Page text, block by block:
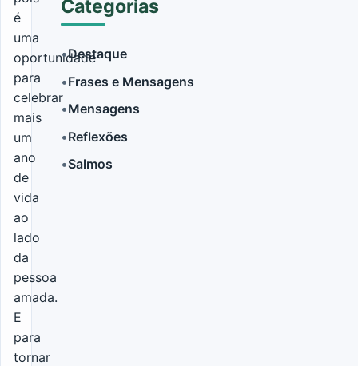
é
uma
oportunidade
para
celebrar
mais
um
ano
de
vida
ao
lado
da
pessoa
amada.
E
para
tornar
LER MAIS
Categorias
•Destaque
•Frases e Mensagens
•Mensagens
•Reflexões
•Salmos